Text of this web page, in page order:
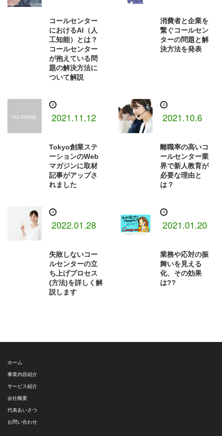
コールセンター
におけるAI（人
工知能）とは？
コールセンター
が抱えている問
題の解決方法に
ついて解説
消費者と企業を
繋ぐコールセン
ターの問題と解
決方法を発表
2021.11.12
Tokyo創業ステ
ーションのWeb
マガジンに取材
記事がアップさ
れました
2021.10.6
離職率の高いコ
ールセンター業
界で新人教育が
必要な理由と
は？
2022.01.28
失敗しないコー
ルセンターの立
ち上げプロセス
(方法)を詳しく解
説します
2021.01.20
業務や応対の振
舞いを見える
化、その効果
は??
ホーム
事業内容紹介
サービス紹介
会社概要
代表あいさつ
お問い合わせ